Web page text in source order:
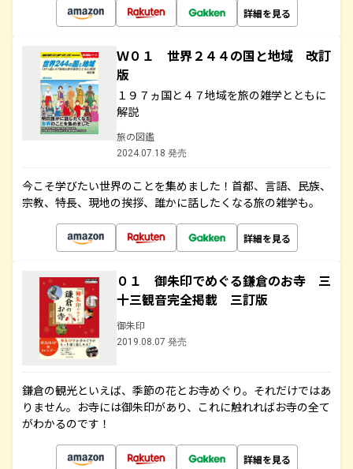
詳細を見る
Ｗ０１ 世界２４４の国と地域 改訂
版
１９７ヵ国と４７地域を旅の雑学とともに
解説
旅の図鑑
2024.07.18 発売
今こそ学びたい世界のことを集めました！首都、言語、民族、
宗教、特長、現地の挨拶、誰かに話したくなる旅の雑学も。
詳細を見る
０１ 御朱印でめぐる鎌倉のお寺 三
十三観音完全掲載 三訂版
御朱印
2019.08.07 発売
鎌倉の観光といえば、季節の花とお寺めぐり。それだけではあ
りません。お寺には御朱印があり、これに触れればお寺の全て
がわかるのです！
詳細を見る